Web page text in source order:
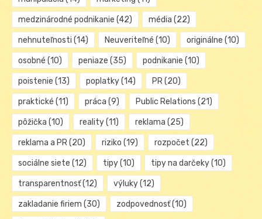
medzinárodné podnikanie (42) média (22)
nehnuteľnosti (14) Neuveriteľné (10) originálne (10)
osobné (10) peniaze (35) podnikanie (10)
poistenie (13) poplatky(14) PR(20)
praktické (11) práca (9) Public Relations (21)
pôžička (10) reality(11) reklama (25)
reklama a PR(20) riziko (19) rozpočet (22)
sociálne siete (12) tipy(10) tipy na darčeky(10)
transparentnosť(12) výluky(12)
zakladanie firiem (30) zodpovednosť(10)